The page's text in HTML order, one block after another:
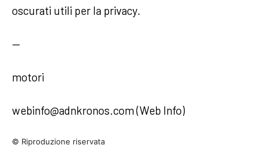
oscurati utili per la privacy.
—
motori
webinfo@adnkronos.com (Web Info)
© Riproduzione riservata